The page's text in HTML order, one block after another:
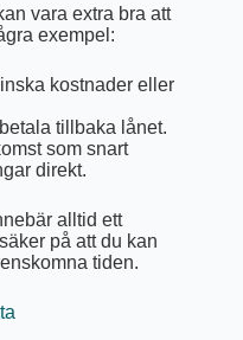
vara extra bra att
exempel:
kostnader eller
tillbaka lånet.
som snart
direkt.
alltid ett
på att du kan
tiden.